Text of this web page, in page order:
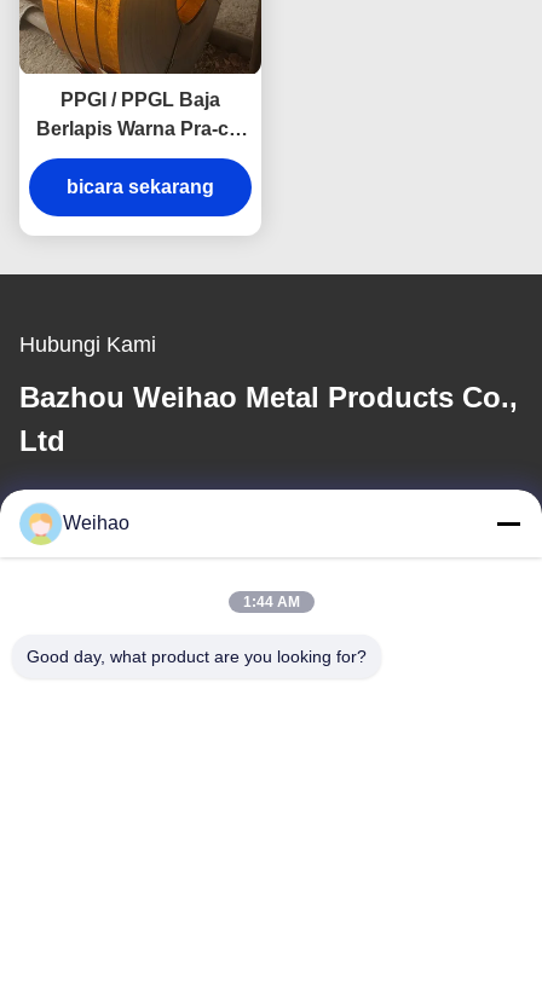
PPGI / PPGL Baja
Berlapis Warna Pra-cat
Galvanis Untuk
Konstruksi Bangunan
bicara sekarang
Hubungi Kami
Bazhou Weihao Metal Products Co.,
Ltd
E-mail
408690175@qq.com
Alamat Kami
Weihao
1:44 AM
Good day, what product are you looking for?